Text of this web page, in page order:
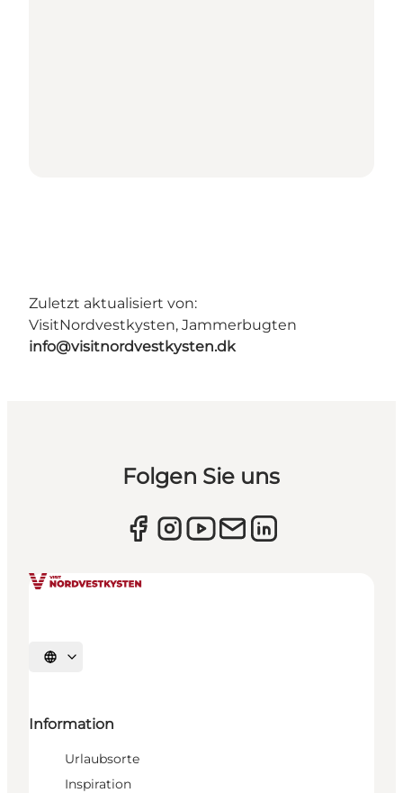
Zuletzt aktualisiert von:
VisitNordvestkysten, Jammerbugten
info@visitnordvestkysten.dk
Folgen Sie uns
Sprache auswählen
Information
Urlaubsorte
Inspiration